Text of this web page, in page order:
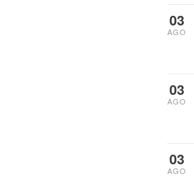
03
AGO
03
AGO
03
AGO